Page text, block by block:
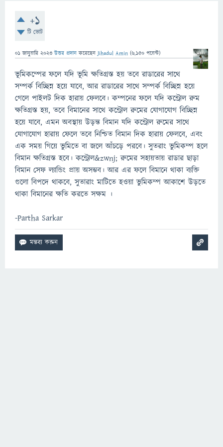
+1
টি ভোট
01 জানুয়ারি 2023 উত্তর প্রদান করেছেনJihadul Amin (6,150 পয়েন্ট)
ভূমিকম্পের ফলে যদি ভূমি ক্ষতিগ্রস্ত হয় তবে রাডারের সাথে
সম্পর্ক বিচ্ছিন্ন হয়ে যাবে, আর রাডারের সাথে সম্পর্ক বিচ্ছিন্ন হয়ে
গেলে পাইলট দিক হারায় ফেলবে। কম্পনের ফলে যদি কন্ট্রোল রুম
ক্ষতিগ্রস্ত হয়, তবে বিমানের সাথে কন্ট্রোল রুমের যোগাযোগ বিচ্ছিন্ন
হয়ে যাবে, এমন অবস্থায় উড়ন্ত বিমান যদি কন্ট্রোল রুমের সাথে
যোগাযোগ হারায় ফেলে তবে নিশ্চিত বিমান দিক হারায় ফেলবে, এবং
এক সময় গিয়ে ভুমিতে বা জলে আঁচড়ে পরবে। সুতরাং ভুমিকম্প হলে
বিমান ক্ষতিগ্রস্ত হবে। কন্ট্রোল&zwnj; রুমের সহায়তায় রাডার ছাড়া
বিমান সেফ ল্যান্ডিং প্রায় অসম্ভব। আর এর ফলে বিমানে থাকা ব্যক্তি
গুলো বিপদে থাকবে, সুতারাং মাটিতে হওয়া ভুমিকম্প আকাশে উড়তে
থাকা বিমানের ক্ষতি করতে সক্ষম ।
-Partha Sarkar